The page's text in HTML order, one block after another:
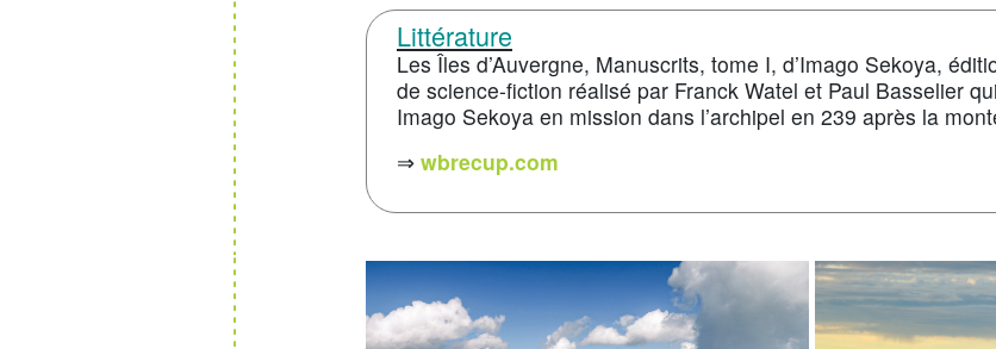
Littérature
Les Îles d’Auvergne, Manuscrits, tome I, d’Imago Sekoya,
de science-fiction réalisé par Franck Watel et Paul Basselier
Imago Sekoya en mission dans l’archipel en 239 après la
⇒ wbrecup.com